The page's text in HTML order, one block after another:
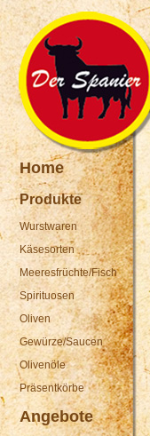
Home
Produkte
Wurstwaren
Käsesorten
Meeresfrüchte/Fisch
Spirituosen
Oliven
Gewürze/Saucen
Olivenöle
Präsentkörbe
Angebote